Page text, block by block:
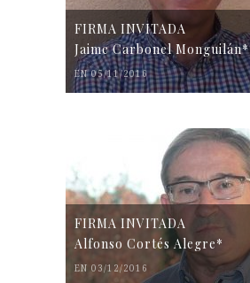
FIRMA INVITADA
Jaime Carbonel Monguilán*
EN 05/11/2016
FIRMA INVITADA
Alfonso Cortés Alegre*
EN 03/12/2016